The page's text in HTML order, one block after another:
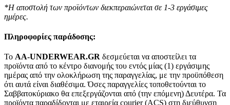
*Η αποστολή των προϊόντων διεκπεραιώνεται σε 1-3 εργάσιμες
ημέρες.
Πληροφορίες παράδοσης:
To AA-UNDERWEAR.GR δεσμεύεται να αποστείλει τα
προϊόντα από το κέντρο διανομής του εντός μίας (1) εργάσιμης
ημέρας από την ολοκλήρωση της παραγγελίας, με την προϋπόθεση
ότι αυτά είναι διαθέσιμα. Όσες παραγγελίες τοποθετούνται το
Σαββατοκύριακο θα επεξεργάζονται από (την επόμενη) Δευτέρα. Τα
προϊόντα παραδίδονται με εταιρεία courier (ACS) στη διεύθυνση